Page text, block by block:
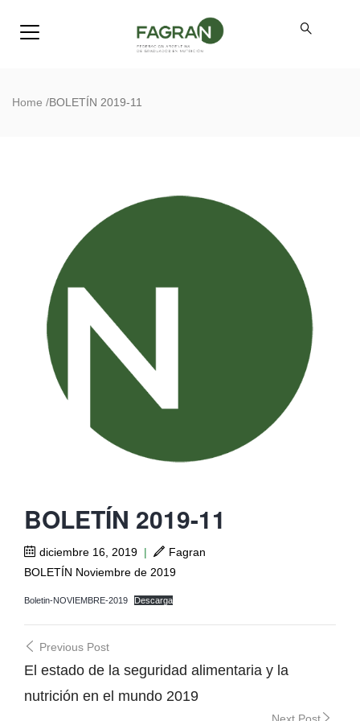
Home /BOLETÍN 2019-11
BOLETÍN 2019-11
diciembre 16, 2019 |
Fagran
BOLETÍN Noviembre de 2019
Boletin-NOVIEMBRE-2019 Descarga
Post
navigation
Previous Post
El estado de la seguridad alimentaria y la
nutrición en el mundo 2019